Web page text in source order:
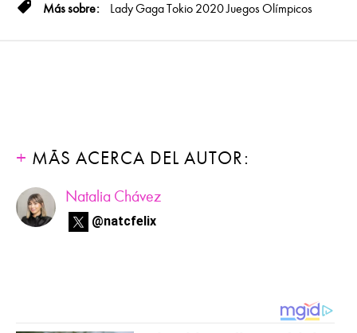
Lady GagaTokio 2020Juegos Olímpicos
MÁS ACERCA DEL AUTOR:
Natalia Chávez
@natcfelix